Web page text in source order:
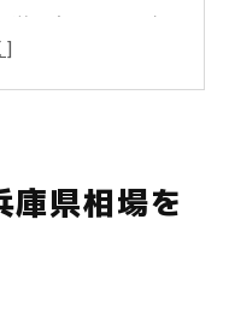
費用感と注意点を
庫県の傾向から
庫県相場を